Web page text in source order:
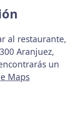
al restaurante,
Aranjuez,
un
Maps